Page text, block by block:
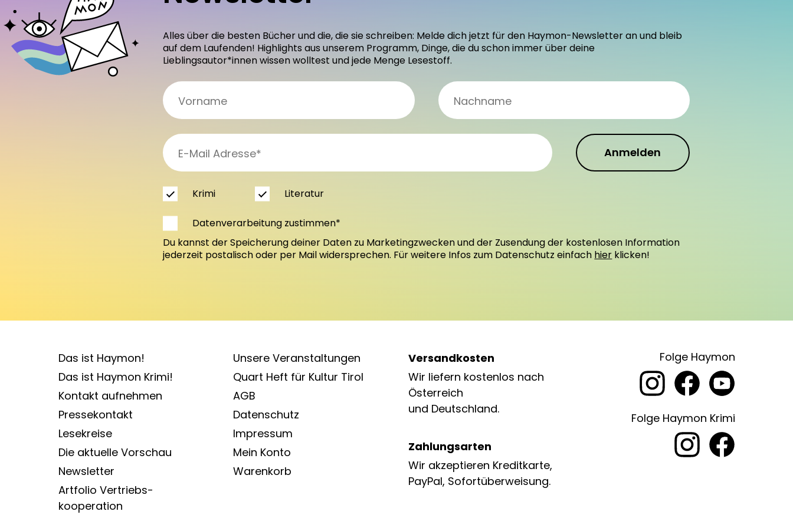
Alles über die besten Bücher und die, die sie schreiben: Melde dich jetzt für den Haymon-Newsletter an und bleib
auf dem Laufenden! Highlights aus unserem Programm, Dinge, die du schon immer über deine
Lieblingsautor*innen wissen wolltest und jede Menge Lesestoff.
Anmelden
Krimi Literatur
Datenverarbeitung zustimmen*
Du kannst der Speicherung deiner Daten zu Marketingzwecken und der Zusendung der kostenlosen Information
jederzeit postalisch oder per Mail widersprechen. Für weitere Infos zum Datenschutz einfach hier klicken!
Das ist Haymon!
Das ist Haymon Krimi!
Kontakt aufnehmen
Pressekontakt
Lesekreise
Die aktuelle Vorschau
Newsletter
Artfolio Vertriebs­
kooperation
Unsere Veranstaltungen
Quart Heft für Kultur Tirol
AGB
Datenschutz
Impressum
Mein Konto
Warenkorb
Versandkosten
Wir liefern kostenlos nach
Österreich
und Deutschland.
Zahlungsarten
Wir akzeptieren Kreditkarte,
PayPal, Sofortüberweisung.
Folge Haymon
Folge Haymon Krimi